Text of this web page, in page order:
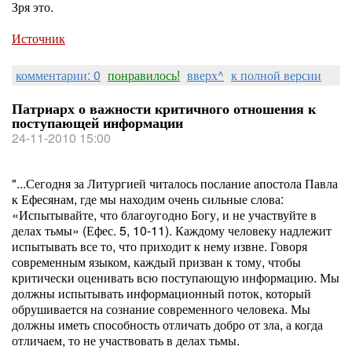
Зря это.
Источник
комментарии: 0 понравилось! вверх^ к полной версии
Патриарх о важности критичного отношения к
поступающей информации
24-11-2010 15:00
"...Сегодня за Литургией читалось послание апостола Павла
к Ефесянам, где мы находим очень сильные слова:
«Испытывайте, что благоугодно Богу, и не участвуйте в
делах тьмы» (Ефес. 5, 10-11). Каждому человеку надлежит
испытывать все то, что приходит к нему извне. Говоря
современным языком, каждый призван к тому, чтобы
критически оценивать всю поступающую информацию. Мы
должны испытывать информационный поток, который
обрушивается на сознание современного человека. Мы
должны иметь способность отличать добро от зла, а когда
отличаем, то не участвовать в делах тьмы.